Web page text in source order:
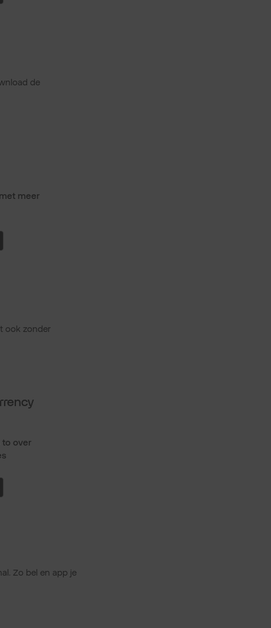
de
meer
ook zonder
to over
Zo bel en app je